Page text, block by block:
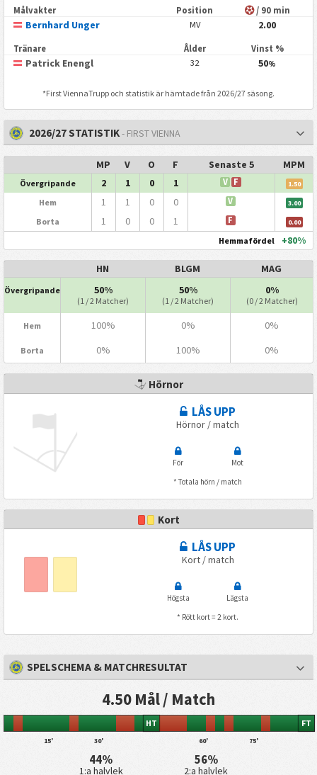
Målvakter Position / 90 min
Bernhard Unger MV 2.00
Tränare Ålder Vinst %
Patrick Enengl 32 50%
*First ViennaTrupp och statistik är hämtade från 2026/27 säsong.
2026/27 STATISTIK- FIRST VIENNA
MP V O F Senaste 5 MPM
Övergripande 2 1 0 1 V F 1.50
Hem 1 1 0 0 V 3.00
Borta 1 0 0 1 F 0.00
Hemmafördel +80%
HN BLGM MAG
Övergripande 50%
(1 / 2 Matcher)
50%
(1 / 2 Matcher)
0%
(0 / 2 Matcher)
Hem 100% 0% 0%
Borta 0% 100% 0%
Hörnor
LÅS UPP
Hörnor / match
För
Mot
* Totala hörn / match
Kort
LÅS UPP
Kort / match
Högsta
Lägsta
* Rött kort = 2 kort.
SPELSCHEMA & MATCHRESULTAT
4.50 Mål / Match
15' 30'
HT
60' 75'
FT
44%
1:a halvlek
56%
2:a halvlek